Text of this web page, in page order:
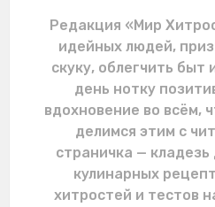
Редакция «Мир
идейных людей,
скуку, облегчить
день нотку
вдохновение во всём,
делимся этим с
страничка —
кулинарных
хитростей и тестов